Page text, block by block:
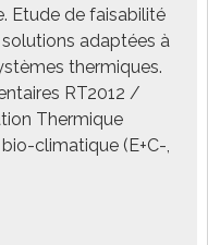
Etude de faisabilité
adaptées à
thermiques.
RT2012 /
Thermique
climatique (E+C-,